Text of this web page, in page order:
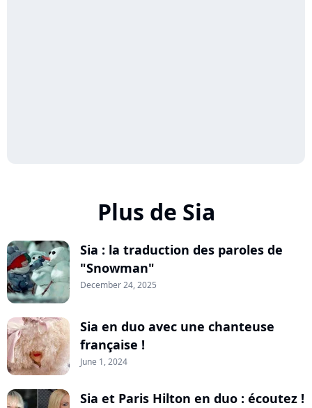
Plus de Sia
Sia : la traduction des paroles de
"Snowman"
December 24, 2025
Sia en duo avec une chanteuse
française !
June 1, 2024
Sia et Paris Hilton en duo : écoutez !